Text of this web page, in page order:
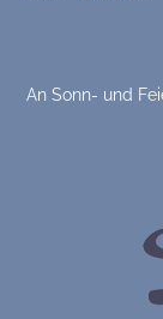
An Sonn- und